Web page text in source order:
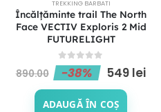
TREKKING BARBATI
Încălțăminte trail The North
Face VECTIV Exploris 2 Mid
FUTURELIGHT
0out of 5
890.00 -38% 549 lei
ADAUGĂ ÎN COȘ